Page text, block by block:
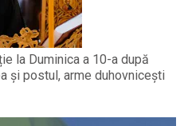
la Duminica a 10-a după
și postul, arme duhovnicești